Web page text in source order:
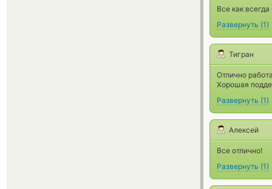
Все как
Развернуть (1)
Тигран
Отлично
Хорошая
Развернуть (1)
Алексей
Все отлично!
Развернуть (1)